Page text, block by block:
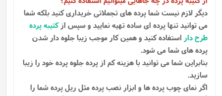
دیگر لازم نیست شما پرده های تجملاتی خریداری کنید بلکه شما
می توانید تنها پرده ای ساده تهیه نمایید و سپس ازکتیبه پرده
طرح دار استفاده کنید و همین کار موجب زیبا جلوه دار شدن
پرده های شما می شود.
بنابراین شما می توانید با هزینه کم از پرده جلوه پرده خود را زیبا
سازید.
اگر نمای چوب پرده ها و ابزار نصب پرده مثل ریل پرده شما را